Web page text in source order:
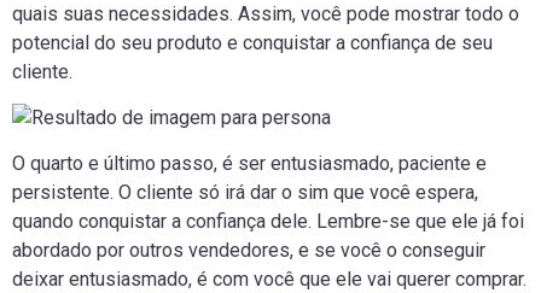
quais suas necessidades. Assim, você pode mostrar todo o
potencial do seu produto e conquistar a confiança de seu
cliente.
O quarto e último passo, é ser entusiasmado, paciente e
persistente. O cliente só irá dar o sim que você espera,
quando conquistar a confiança dele. Lembre-se que ele já foi
abordado por outros vendedores, e se você o conseguir
deixar entusiasmado, é com você que ele vai querer comprar.